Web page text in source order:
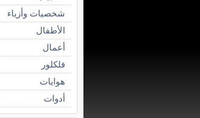
شخصيات وأزياء
الأطفال
أعمال
فلكلور
هوايات
أدوات